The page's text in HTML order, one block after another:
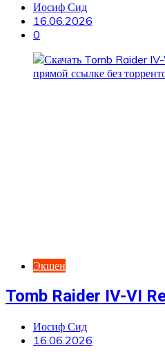
Иосиф Сид
16.06.2026
0
Экшен
Tomb Raider IV-VI
Иосиф Сид
16.06.2026